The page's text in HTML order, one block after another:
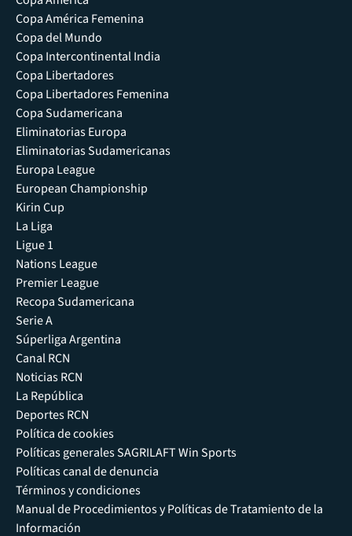
Copa América Femenina
Copa del Mundo
Copa Intercontinental India
Copa Libertadores
Copa Libertadores Femenina
Copa Sudamericana
Eliminatorias Europa
Eliminatorias Sudamericanas
Europa League
European Championship
Kirin Cup
La Liga
Ligue 1
Nations League
Premier League
Recopa Sudamericana
Serie A
Súperliga Argentina
Canal RCN
Noticias RCN
La República
Deportes RCN
Política de cookies
Políticas generales SAGRILAFT Win Sports
Políticas canal de denuncia
Términos y condiciones
Manual de Procedimientos y Políticas de Tratamiento de la
Información